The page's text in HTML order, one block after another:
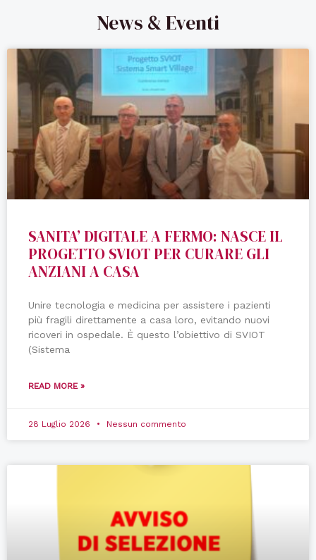
News & Eventi
SANITA’ DIGITALE A FERMO: NASCE IL
PROGETTO SVIOT PER CURARE GLI
ANZIANI A CASA
Unire tecnologia e medicina per assistere i pazienti
più fragili direttamente a casa loro, evitando nuovi
ricoveri in ospedale. È questo l’obiettivo di SVIOT
(Sistema
READ MORE »
28 Luglio 2026 Nessun commento